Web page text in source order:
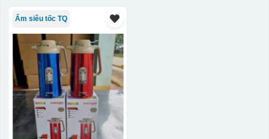
Ấm siêu tốc TQ